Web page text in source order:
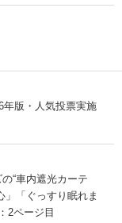
年版・人気投票実施
“車内遮光カーテ
「ぐっすり眠れま
2ページ目